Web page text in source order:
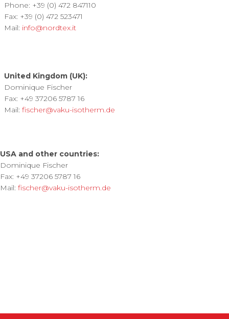
Phone: +39 (0) 472 847110
Fax: +39 (0) 472 523471
Mail: info@nordtex.it
United Kingdom (UK):
Dominique Fischer
Fax: +49 37206 5787 16
Mail: fischer@vaku-isotherm.de
USA and other countries:
Dominique Fischer
Fax: +49 37206 5787 16
Mail: fischer@vaku-isotherm.de